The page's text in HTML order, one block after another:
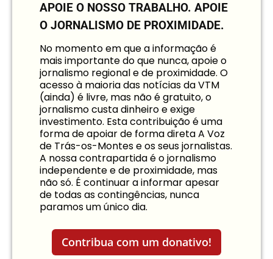
APOIE O NOSSO TRABALHO. APOIE
O JORNALISMO DE PROXIMIDADE.
No momento em que a informação é
mais importante do que nunca, apoie o
jornalismo regional e de proximidade. O
acesso à maioria das notícias da VTM
(ainda) é livre, mas não é gratuito, o
jornalismo custa dinheiro e exige
investimento. Esta contribuição é uma
forma de apoiar de forma direta A Voz
de Trás-os-Montes e os seus jornalistas.
A nossa contrapartida é o jornalismo
independente e de proximidade, mas
não só. É continuar a informar apesar
de todas as contingências, nunca
paramos um único dia.
Contribua com um donativo!